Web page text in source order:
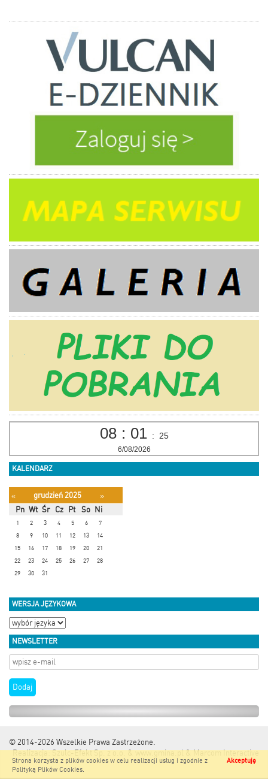
08 : 01 : 25
6/08/2026
KALENDARZ
« grudzień 2025
»
Pn Wt Śr Cz Pt So Ni
1 2 3 4 5 6
7
8
9 10 11 12 13
14
15
16 17 18 19 20
21
22
23 24 25 26 27
28
29
30 31
WERSJA JĘZYKOWA
NEWSLETTER
Akceptuję
Strona korzysta z plików cookies w celu realizacji usług i zgodnie z
Polityką Plików Cookies.
© 2014-2026 Wszelkie Prawa Zastrzeżone.
Realizacja:Szulc-Efekt Sp. z o.o. & www.gmina.pl&Marcom Interactive